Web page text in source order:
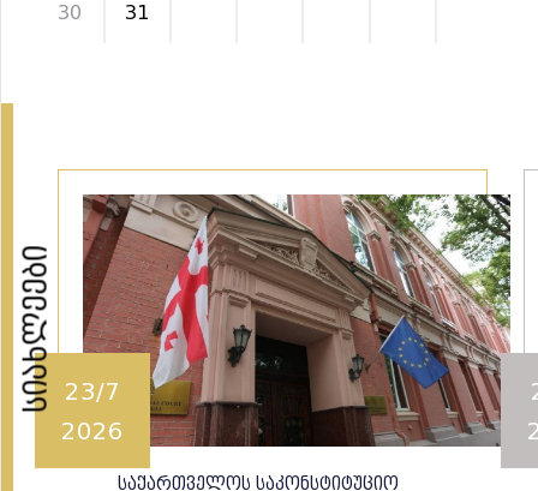
30 31
სიახლეები 23/7
2026
საქართველოს საკონსტიტუციო